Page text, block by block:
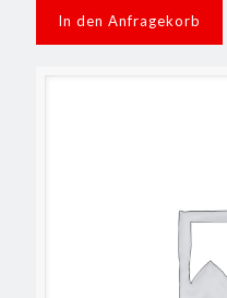
In den Anfragekorb